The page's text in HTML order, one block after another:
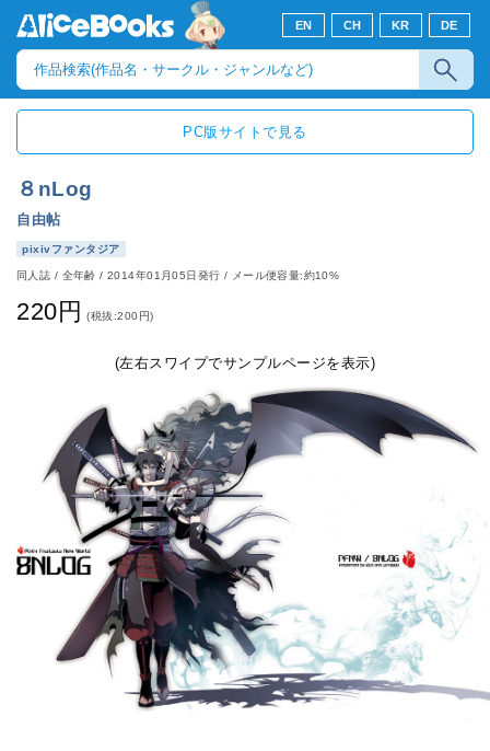
EN CH KR DE
PC版サイトで見る
８nLog
自由帖
pixivファンタジア
同人誌 / 全年齢/2014年01月05日発行 / メール便容量:約10%
220円 (税抜:200円)
(左右スワイプでサンプルページを表示)